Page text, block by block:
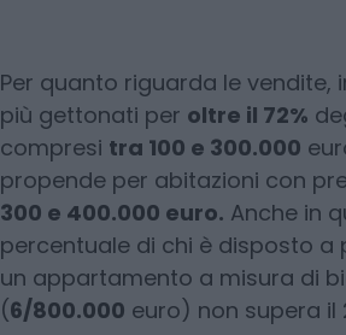
Per quanto riguarda le vendite,
più gettonati per oltre il 72%
compresi tra 100 e 300.000
propende per abitazioni con
300 e 400.000 euro. Anche in
percentuale di chi è disposto a
un appartamento a misura di
(6/800.000 euro) non supera il